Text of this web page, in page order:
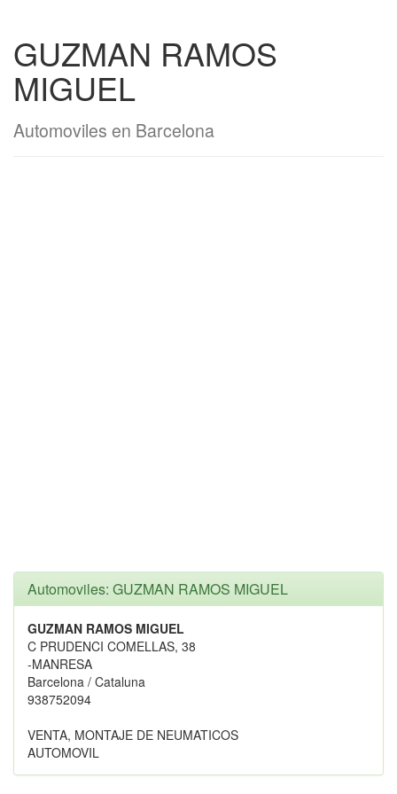
GUZMAN RAMOS
MIGUEL
Automoviles en Barcelona
Automoviles: GUZMAN RAMOS MIGUEL
GUZMAN RAMOS MIGUEL
C PRUDENCI COMELLAS, 38
-MANRESA
Barcelona / Cataluna
938752094
VENTA, MONTAJE DE NEUMATICOS
AUTOMOVIL